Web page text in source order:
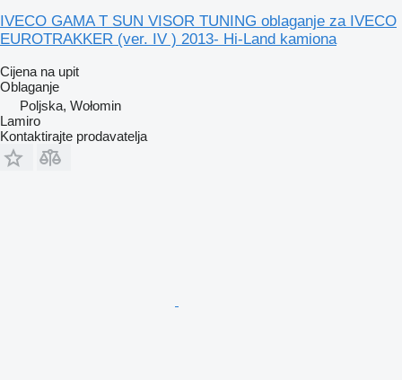
IVECO GAMA T SUN VISOR TUNING oblaganje za IVECO
EUROTRAKKER (ver. IV ) 2013- Hi-Land kamiona
Cijena na upit
Oblaganje
Poljska, Wołomin
Lamiro
Kontaktirajte prodavatelja